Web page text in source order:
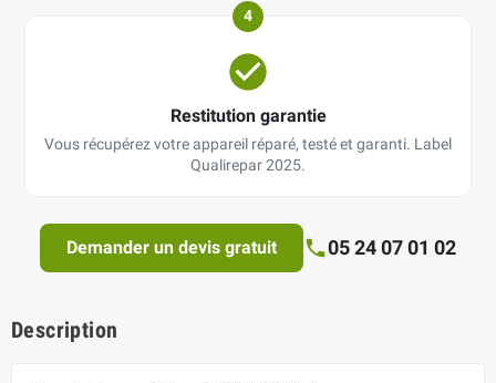
4
Restitution garantie
Vous récupérez votre appareil réparé, testé et garanti. Label
Qualirepar 2025.
Demander un devis gratuit 05 24 07 01 02
Description